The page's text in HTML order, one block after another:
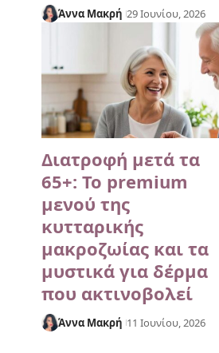
Άννα Μακρή 29 Ιουνίου, 2026
Διατροφή μετά τα
65+: Το premium
μενού της
κυτταρικής
μακροζωίας και τα
μυστικά για δέρμα
που ακτινοβολεί
Άννα Μακρή 11 Ιουνίου, 2026